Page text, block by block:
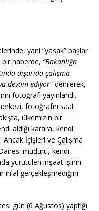
yani “yasak” başlar
haberde, “Bakanlığa
dışarıda çalışma
devam ediyor” denilerek,
fotoğrafı yayınlandı.
fotoğrafın saat
ülkemizin bir
aldığı karara, kendi
İçişleri ve Çalışma
müdürü, kendi
yürütülen inşaat işinin
ihlal gerçekleşmediğini
gün (6 Ağustos) yaptığı